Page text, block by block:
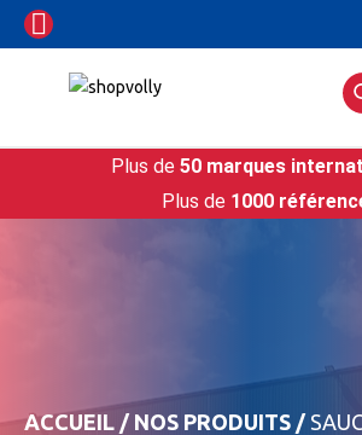
Plus de 50 marques
Plus de 1000
ACCUEIL / NOS PRODUITS /